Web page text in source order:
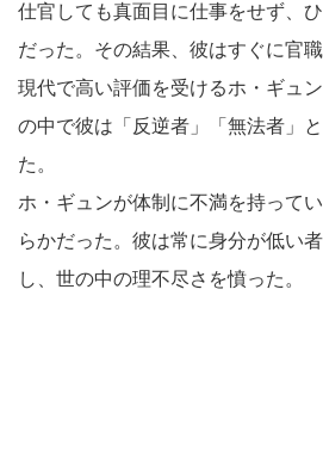
仕官しても真面目に仕事をせず、
だった。その結果、彼はすぐに官職
現代で高い評価を受けるホ・ギュ
の中で彼は「反逆者」「無法者」
た。
ホ・ギュンが体制に不満を持って
らかだった。彼は常に身分が低い
し、世の中の理不尽さを憤った。